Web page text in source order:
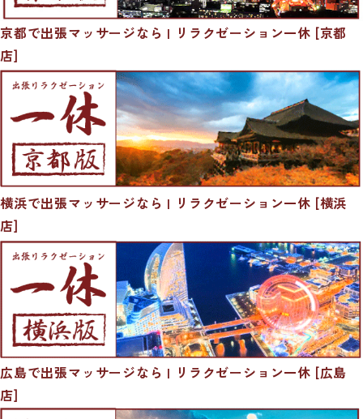
京都で出張マッサージなら | リラクゼーション一休 [京都
店]
横浜で出張マッサージなら | リラクゼーション一休 [横浜
店]
広島で出張マッサージなら | リラクゼーション一休 [広島
店]